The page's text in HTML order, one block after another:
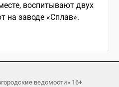
воспитывают двух
на заводе «Сплав».
ведомости» 16+